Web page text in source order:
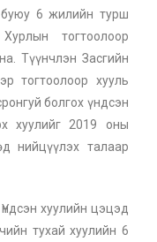
буюу 6 жилийн турш
тогтоолоор
Түүнчлэн Засгийн
тогтоолоор хууль
болгох үндсэн
хуулийг 2019 оны
нийцүүлэх талаар
хуулийн цэцэд
тухай хуулийн 6